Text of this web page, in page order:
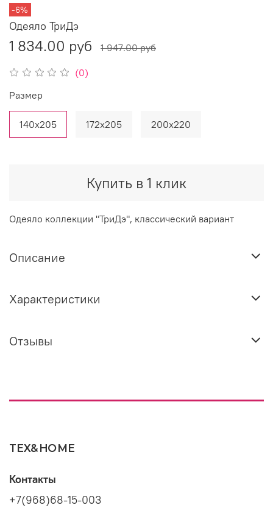
-6%
(0)
Одеяло ТриДэ
1 834.00 руб 1 947.00 руб
Купить в 1 клик
Размер
140х205 172х205 200х220
Одеяло коллекции "ТриДэ", классический вариант
Описание
Характеристики
Отзывы
TEX&HOME
Контакты
+7(968)68-15-003